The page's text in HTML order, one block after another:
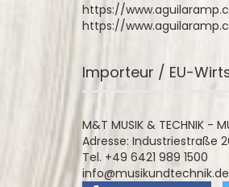
https://
https://
Importeur / EU-
M&T MUSIK & TECHNIK -
Adresse: Industriestraße
Tel. +49 6421 989 1500
info@musikundtechnik.de